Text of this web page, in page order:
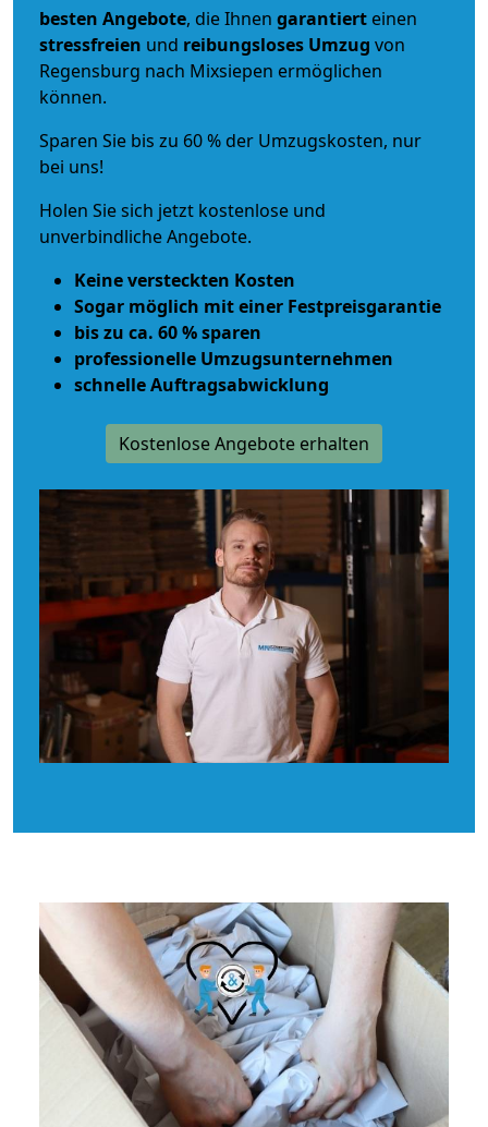
besten Angebote, die Ihnen garantiert einen
stressfreien und reibungsloses Umzug von
Regensburg nach Mixsiepen ermöglichen
können.
Sparen Sie bis zu 60 % der Umzugskosten, nur
bei uns!
Holen Sie sich jetzt kostenlose und
unverbindliche Angebote.
Keine versteckten Kosten
Sogar möglich mit einer Festpreisgarantie
bis zu ca. 60 % sparen
professionelle Umzugsunternehmen
schnelle Auftragsabwicklung
Kostenlose Angebote erhalten